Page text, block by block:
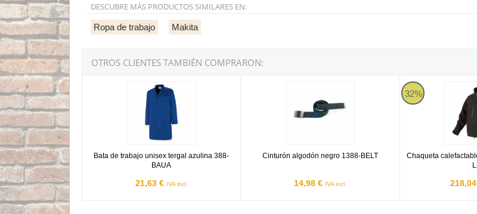
DESCUBRE MÁS PRODUCTOS SIMILARES EN:
Ropa de trabajo Makita
OTROS CLIENTES TAMBIÉN COMPRARON:
Bata de trabajo unisex tergal azulina 388-
BAUA
21,63 € IVA incl.
Cinturón algodón negro 1388-BELT
14,98 € IVA incl.
32%
Chaqueta
Chaqueta